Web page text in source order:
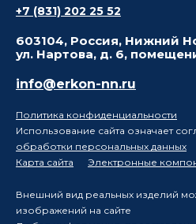
+7 (831) 202 25 52
603104, Россия, Нижний
ул. Нартова, д. 6,
info@erkon-nn.ru
Политика конфиденциальности
Использование сайта означает
обработки персональных данных
Карта сайта
Электронные
Внешний вид реальных изделий
изображений на сайте